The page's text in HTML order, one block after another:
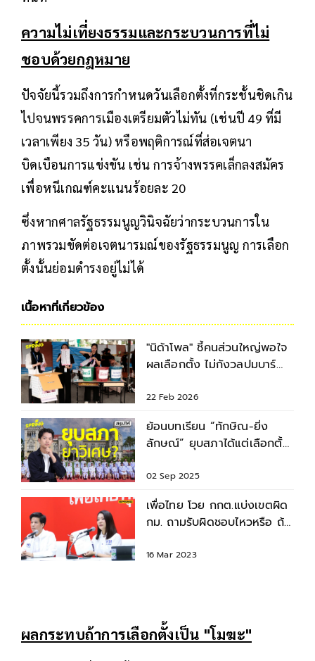
ความไม่เที่ยงธรรมและกระบวนการที่ไม่
ชอบด้วยกฎหมาย
ปัจจัยนี้รวมถึงการกำหนดวันเลือกตั้งที่กระชั้นชิดเกิน
ไปจนพรรคการเมืองเตรียมตัวไม่ทัน (เช่นปี 49 ที่มี
เวลาเพียง 35 วัน) หรือพฤติการณ์ที่ส่อเจตนา
บิดเบือนการแข่งขัน เช่น การจ้างพรรคเล็กลงสมัคร
เพื่อหนีเกณฑ์คะแนนร้อยละ 20
ซึ่งหากศาลรัฐธรรมนูญวินิจฉัยว่ากระบวนการใน
ภาพรวมขัดต่อเจตนารมณ์ของรัฐธรรมนูญ การเลือก
ตั้งนั้นย่อมดำรงอยู่ไม่ได้
เนื้อหาที่เกี่ยวข้อง
"นิด้าโพล" ชี้คนส่วนใหญ่พอใจ
ผลเลือกตั้ง ไม่กังวลปมบาร์
22 Feb 2026
ย้อนบทเรียน “ทักษิณ-ยิ่ง
ลักษณ์” ยุบสภาได้แต่เลือกตั้ง
02 Sep 2025
เพื่อไทย โวย กกต.แบ่งเขตผิด
กม. ถามรับผิดชอบไหวหรือ ถ้า
16 Mar 2023
ผลกระทบถ้าการเลือกตั้งเป็น "โมฆะ"